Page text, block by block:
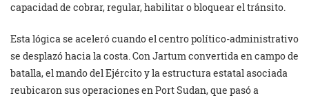
capacidad de cobrar, regular, habilitar o bloquear el tránsito.
Esta lógica se aceleró cuando el centro político-administrativo
se desplazó hacia la costa. Con Jartum convertida en campo de
batalla, el mando del Ejército y la estructura estatal asociada
reubicaron sus operaciones en Port Sudan, que pasó a